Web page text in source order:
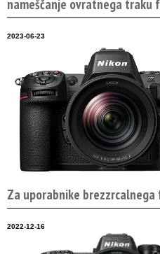
nameščanje ovratnega traku
2023-06-23
Za uporabnike
2022-12-16